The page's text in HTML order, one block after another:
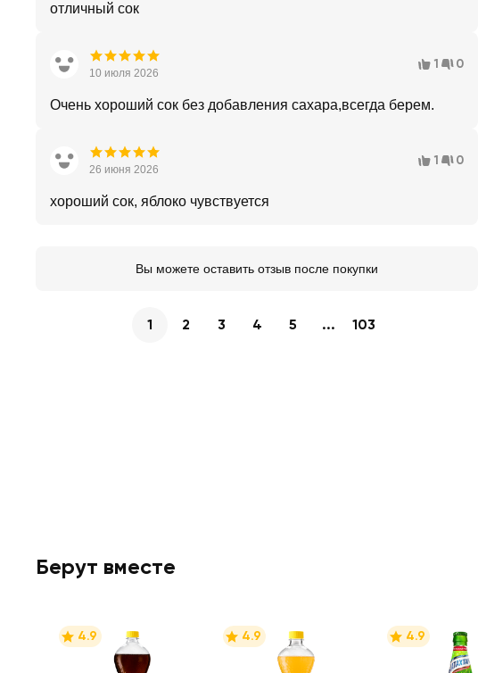
отличный сок
10 июля 2026
1 0
Очень хороший сок без добавления сахара,всегда берем.
26 июня 2026
1 0
хороший сок, яблоко чувствуется
Вы можете оставить отзыв после покупки
1 2 3 4 5 ... 103
Берут вместе
4.9 4.9 4.9